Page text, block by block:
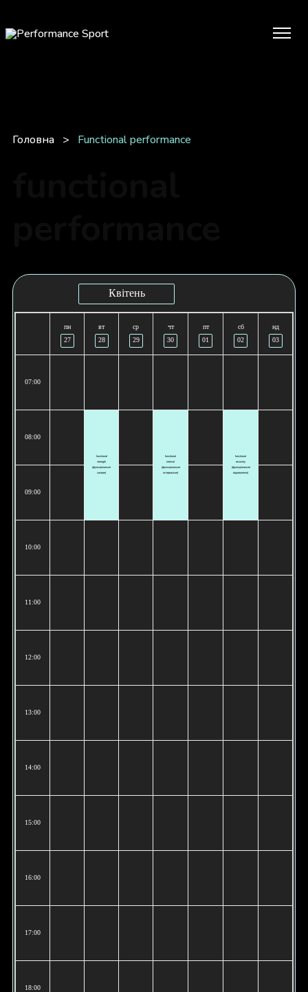
Головна > Functional performance
Квітень
пн
27
вт
28
ср
29
чт
30
пт
01
сб
02
нд
03
07:00
08:00
functional
strength
(функціональне
силове)
functional
interval
(функціональне
інтервальне)
functional
recovery
(функціональне
відновлення)
09:00
10:00
11:00
12:00
13:00
14:00
15:00
16:00
17:00
18:00